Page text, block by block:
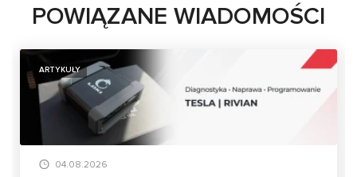
POWIĄZANE WIADOMOŚCI
ARTYKUŁY
04.08.2026